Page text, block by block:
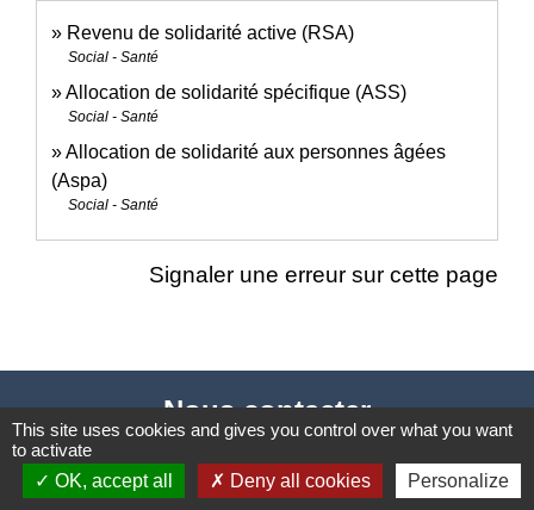
Revenu de solidarité active (RSA)
Social - Santé
Allocation de solidarité spécifique (ASS)
Social - Santé
Allocation de solidarité aux personnes âgées
(Aspa)
Social - Santé
Signaler une erreur sur cette page
Nous contacter
1 rue de la Mairie
This site uses cookies and gives you control over what you want
to activate
OK, accept all
Deny all cookies Personalize